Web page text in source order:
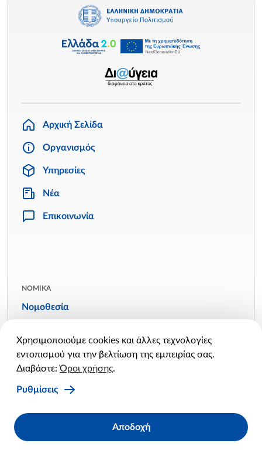
Αρχική Σελίδα
Οργανισμός
Υπηρεσίες
Νέα
Επικοινωνία
ΝΟΜΙΚΑ
Νομοθεσία
Πολιτική απορρήτου
Πολιτική cookies
TwitterLinkedinInstagram
Χρησιμοποιούμε cookies και άλλες τεχνολογίες
εντοπισμού για την βελτίωση της εμπειρίας σας.
Διαβάστε:Όροι χρήσης.
Ρυθμίσεις
Αποδοχή